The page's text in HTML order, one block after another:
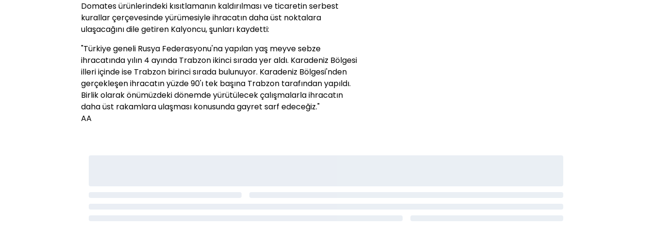
Domates ürünlerindeki kısıtlamanın kaldırılması ve ticaretin serbest
kurallar çerçevesinde yürümesiyle ihracatın daha üst noktalara
ulaşacağını dile getiren Kalyoncu, şunları kaydetti:
"Türkiye geneli Rusya Federasyonu'na yapılan yaş meyve sebze
ihracatında yılın 4 ayında Trabzon ikinci sırada yer aldı. Karadeniz Bölgesi
illeri içinde ise Trabzon birinci sırada bulunuyor. Karadeniz Bölgesi'nden
gerçekleşen ihracatın yüzde 90'ı tek başına Trabzon tarafından yapıldı.
Birlik olarak önümüzdeki dönemde yürütülecek çalışmalarla ihracatın
daha üst rakamlara ulaşması konusunda gayret sarf edeceğiz."
AA